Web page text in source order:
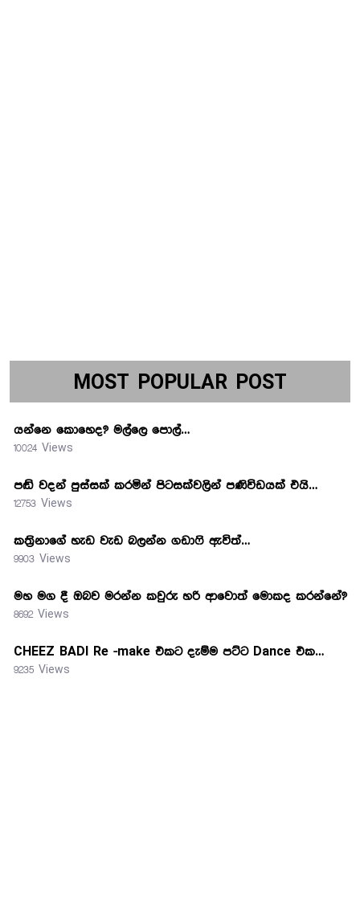
MOST POPULAR POST
යන්නෙ කොහෙද? මල්ලෙ පොල්…
10024 Views
පඬි වදන් පුස්සක් කරමින් පිටසක්වලින් පණිවිඩයක් එයි…
12753 Views
කත්‍රිනාගේ හැඩ වැඩ බලන්න ගඩාෆි ඇවිත්…
9903 Views
මහ මග දී ඔබව මරන්න කවුරු හරි ආවොත් මොකද කරන්නේ?
8692 Views
CHEEZ BADI Re -make එකට දැම්ම පට්ට Dance එක…
9235 Views